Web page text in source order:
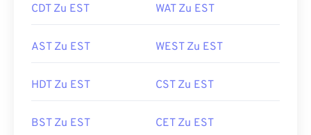
CDT Zu EST WAT Zu EST
AST Zu EST WEST Zu EST
HDT Zu EST CST Zu EST
BST Zu EST CET Zu EST